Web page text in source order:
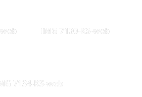
IMG 7130-KS-web
7134-KS-web